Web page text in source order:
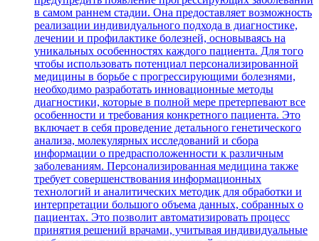
в самом раннем стадии. Она предоставляет возможность
реализации индивидуального подхода в диагностике,
лечении и профилактике болезней, основываясь на
уникальных особенностях каждого пациента. Для того
чтобы использовать потенциал персонализированной
медицины в борьбе с прогрессирующими болезнями,
необходимо разработать инновационные методы
диагностики, которые в полной мере претерпевают все
особенности и требования конкретного пациента. Это
включает в себя проведение детального генетического
анализа, молекулярных исследований и сбора
информации о предрасположенности к различным
заболеваниям. Персонализированная медицина также
требует совершенствования информационных
технологий и аналитических методик для обработки и
интерпретации большого объема данных, собранных о
пациентах. Это позволит автоматизировать процесс
принятия решений врачами, учитывая индивидуальные